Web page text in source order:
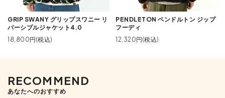
GRIP SWANY グリップスワニー リ
バーシブルジャケット4.0
18,800円(税込)
PENDLETON ペンドルトン ジップ
フーディ
12,320円(税込)
RECOMMEND
あなたへのおすすめ